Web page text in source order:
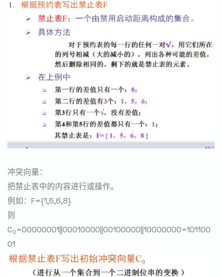
冲突向量：
把禁止表中的内容进行或操作。
例如：F={1,5,6,8}
则
C0 =00000001||00010000||00100000||10000000=101100
01